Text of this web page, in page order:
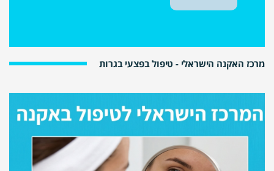
מרכז האקנה הישראלי - טיפול בפצעי בגרות